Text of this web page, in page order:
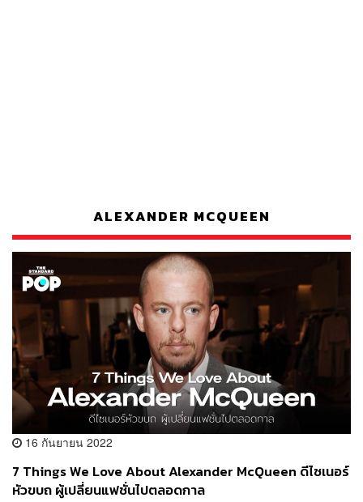
ALEXANDER MCQUEEN
16 กันยายน 2022
7 Things We Love About Alexander McQueen ดีไซเนอร์
หัวขบถ ผู้เปลี่ยนแฟชั่นไปตลอดกาล